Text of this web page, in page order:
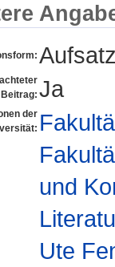
Beitrag: Ja
der
und
Ute